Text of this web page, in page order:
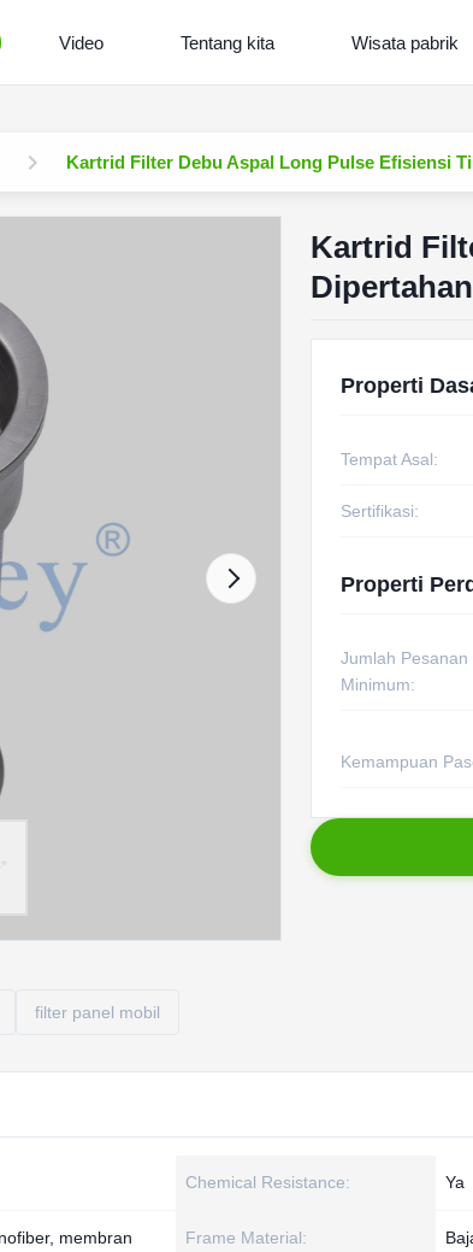
Video Tentang kita Wisata pabrik
Kartrid Filter Debu Aspal Long Pulse Efisiensi
Kartrid
Properti
Tempat Asal:
Sertifikasi:
Properti
Jumlah Pesanan
Minimum:
Kemampuan
filter panel mobil
Chemical Resistance: Ya
membran
Frame Material: